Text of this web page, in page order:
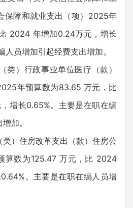
保障和就业支出（项）2025年
2024 年增加0.24万元，增长
员增加引起经费支出增加。
）行政事业单位医疗（款）
年预算数为83.65 万元，比
增长0.65%。主要是在职在编
加。
）住房改革支出（款）住房公
算数为125.47 万元，比 2024
。主要是在职在编人员增